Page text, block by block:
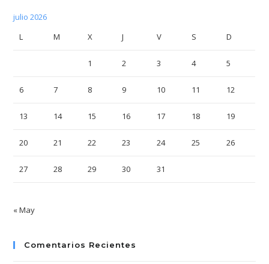
julio 2026
L
M X J V S D
1 2 3 4 5
6 7 8 9 10 11 12
13 14 15 16 17 18 19
20 21 22 23 24 25 26
27 28 29 30 31
« May
Comentarios Recientes